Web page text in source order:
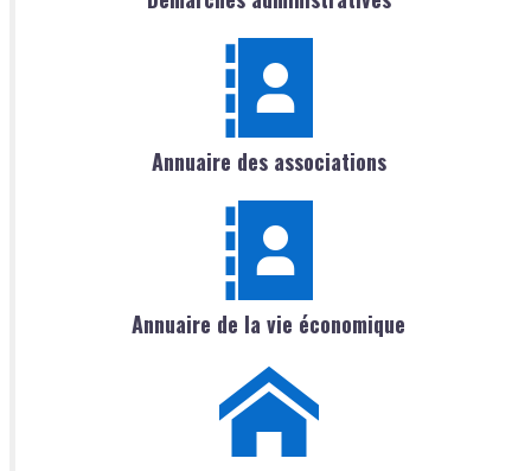
Annuaire des associations
Annuaire de la vie économique